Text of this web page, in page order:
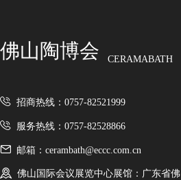
佛山陶博会 CERAMABATH
招商热线：0757-82521999
服务热线：0757-82528866
邮箱：cerambath@eccc.com.cn
佛山国际会议展览中心展馆：广东省佛